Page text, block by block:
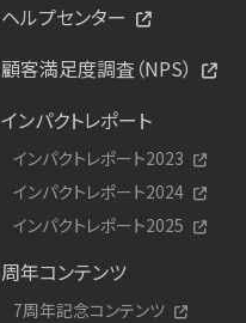
ヘルプセンター
顧客満足度調査（NPS）
インパクトレポート
インパクトレポート2023
インパクトレポート2024
インパクトレポート2025
周年コンテンツ
7周年記念コンテンツ